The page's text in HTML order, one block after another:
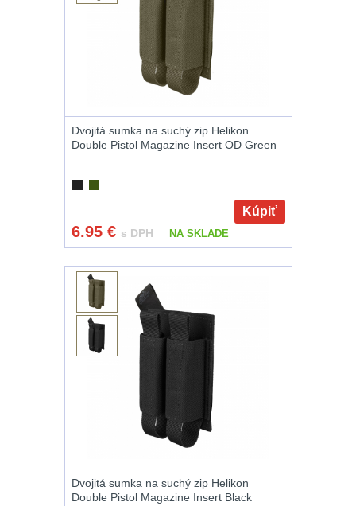
Na suchý zip
95
2
Peněženky 14
Doplňky k
533
Ramenní popruhy
a vycpávky10
koncovky25
Dvojitá sumka na suchý zip Helikon
Double Pistol Magazine Insert OD Green
Kúpiť
6.95 € s DPH NA SKLADE
Dvojitá sumka na suchý zip Helikon
Double Pistol Magazine Insert Black